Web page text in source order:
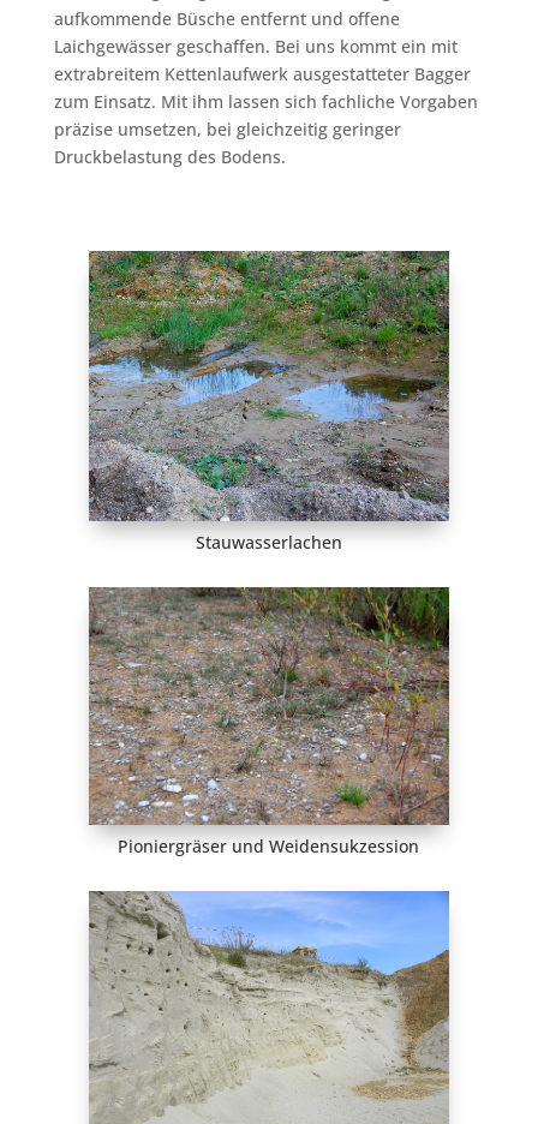
aufkommende Büsche entfernt und offene
Laichgewässer geschaffen. Bei uns kommt ein mit
extrabreitem Kettenlaufwerk ausgestatteter Bagger
zum Einsatz. Mit ihm lassen sich fachliche Vorgaben
präzise umsetzen, bei gleichzeitig geringer
Druckbelastung des Bodens.
Stauwasserlachen
Pioniergräser und Weidensukzession